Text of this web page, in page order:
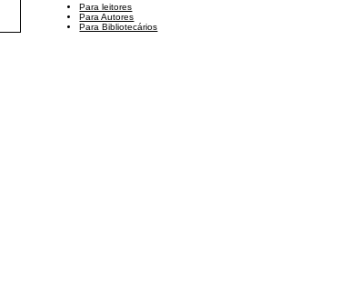
Para leitores
Para Autores
Para Bibliotecários